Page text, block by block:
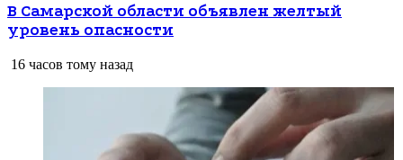
В Самарской области объявлен желтый
уровень опасности
16 часов тому назад